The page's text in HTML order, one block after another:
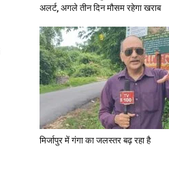
अलर्ट, अगले तीन दिन मौसम रहेगा खराब
मिर्जापुर में गंगा का जलस्तर बढ़ रहा है